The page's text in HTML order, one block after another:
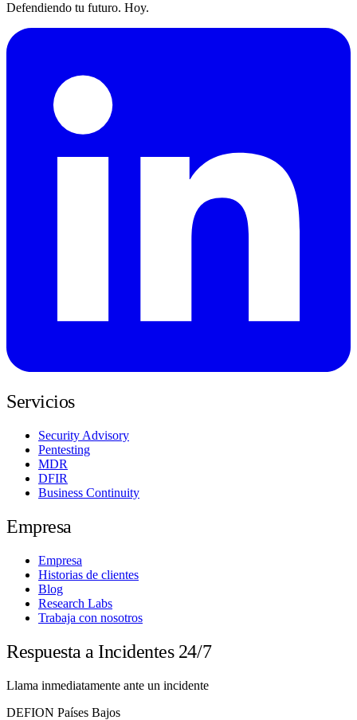
Defendiendo tu futuro. Hoy.
Servicios
Security Advisory
Pentesting
MDR
DFIR
Business Continuity
Empresa
Empresa
Historias de clientes
Blog
Research Labs
Trabaja con nosotros
Respuesta a Incidentes 24/7
Llama inmediatamente ante un incidente
DEFION Países Bajos